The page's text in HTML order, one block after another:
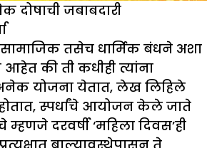
दोषाची जबाबदारी
सामाजिक तसेच धार्मिक बंधने अशा
की ती कधीही त्यांना
योजना येतात, लेख लिहिले
स्पर्धांचे आयोजन केले जाते
म्हणजे दरवर्षी ‘महिला दिवस’ही